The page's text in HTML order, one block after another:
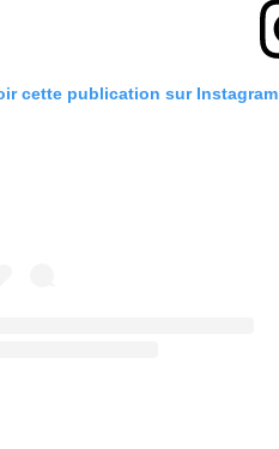
cette publication sur Instagram